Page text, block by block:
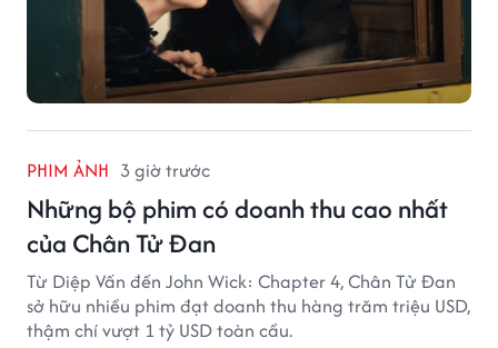
PHIM ẢNH 3 giờ trước
Những bộ phim có doanh thu cao nhất
của Chân Tử Đan
Từ Diệp Vấn đến John Wick: Chapter 4, Chân Tử Đan
sở hữu nhiều phim đạt doanh thu hàng trăm triệu USD,
thậm chí vượt 1 tỷ USD toàn cầu.